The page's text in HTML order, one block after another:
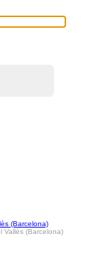
(Barcelona)
Vallès (Barcelona)